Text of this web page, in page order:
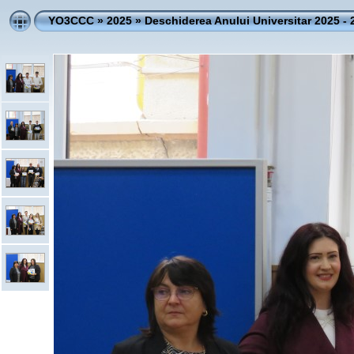
YO3CCC»2025»Deschiderea Anului Universitar 2025 -